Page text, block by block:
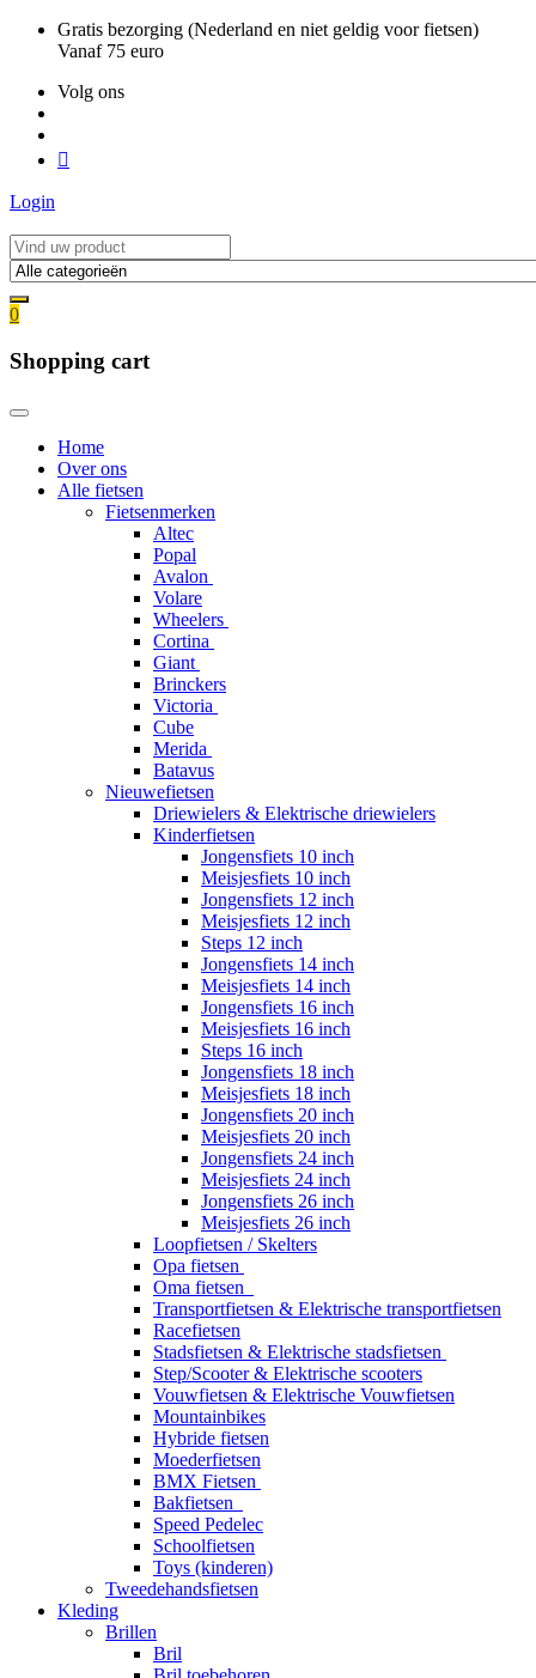
inhoud
Gratis bezorging (Nederland en niet geldig voor fietsen)
Vanaf 75 euro
Volg ons
Login
0
Shopping cart
Home
Over ons
Alle fietsen
Fietsenmerken
Altec
Popal
Avalon
Volare
Wheelers
Cortina
Giant
Brinckers
Victoria
Cube
Merida
Batavus
Nieuwefietsen
Driewielers & Elektrische driewielers
Kinderfietsen
Jongensfiets 10 inch
Meisjesfiets 10 inch
Jongensfiets 12 inch
Meisjesfiets 12 inch
Steps 12 inch
Jongensfiets 14 inch
Meisjesfiets 14 inch
Jongensfiets 16 inch
Meisjesfiets 16 inch
Steps 16 inch
Jongensfiets 18 inch
Meisjesfiets 18 inch
Jongensfiets 20 inch
Meisjesfiets 20 inch
Jongensfiets 24 inch
Meisjesfiets 24 inch
Jongensfiets 26 inch
Meisjesfiets 26 inch
Loopfietsen / Skelters
Opa fietsen
Oma fietsen
Transportfietsen & Elektrische transportfietsen
Racefietsen
Stadsfietsen & Elektrische stadsfietsen
Step/Scooter & Elektrische scooters
Vouwfietsen & Elektrische Vouwfietsen
Mountainbikes
Hybride fietsen
Moederfietsen
BMX Fietsen
Bakfietsen
Speed Pedelec
Schoolfietsen
Toys (kinderen)
Tweedehandsfietsen
Kleding
Brillen
Bril